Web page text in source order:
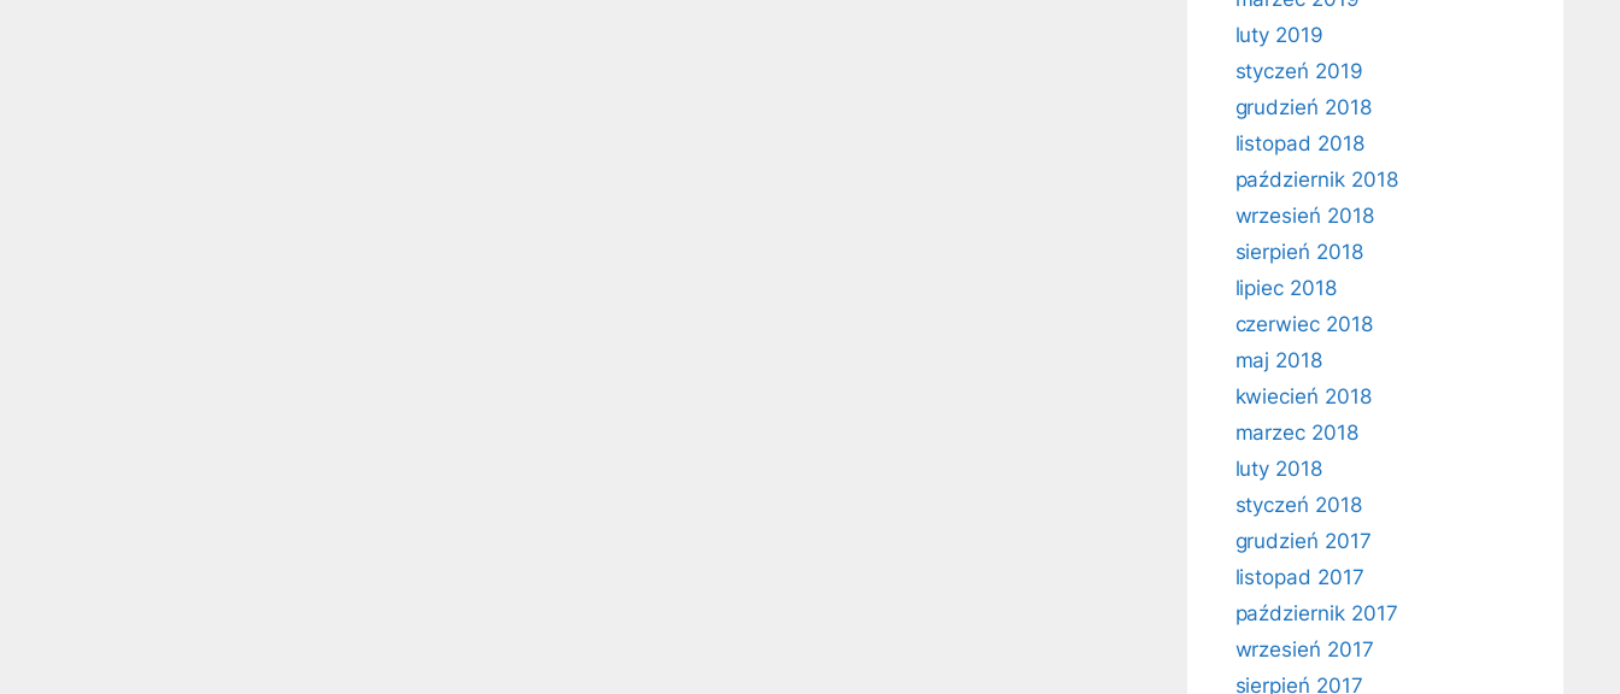
luty 2019
styczeń 2019
grudzień 2018
listopad 2018
październik 2018
wrzesień 2018
sierpień 2018
lipiec 2018
czerwiec 2018
maj 2018
kwiecień 2018
marzec 2018
luty 2018
styczeń 2018
grudzień 2017
listopad 2017
październik 2017
wrzesień 2017
sierpień 2017